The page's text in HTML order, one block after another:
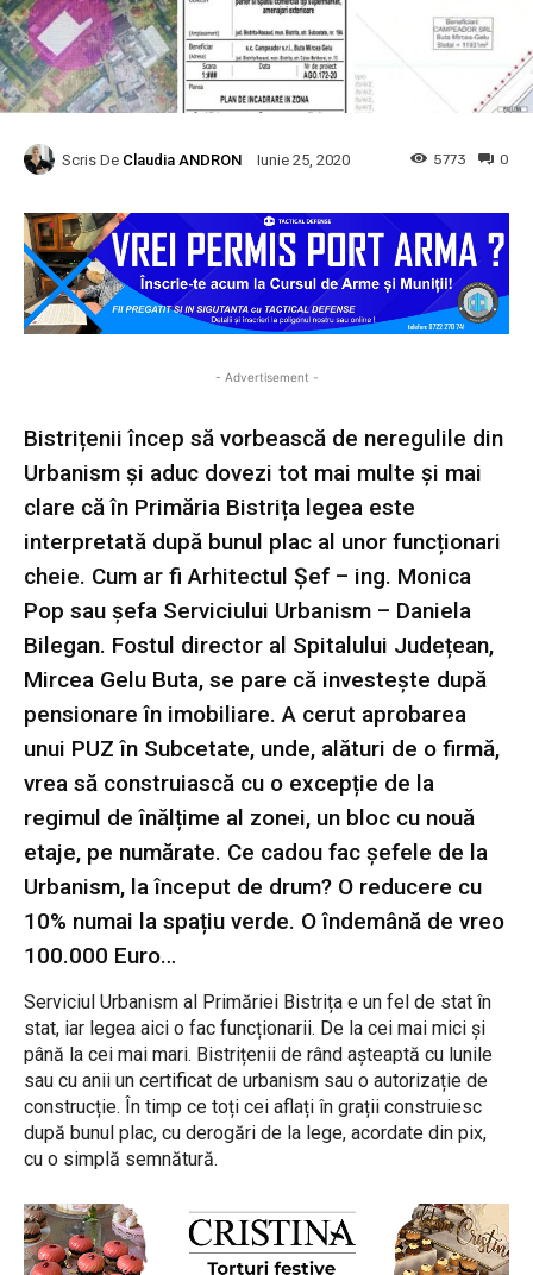
Scris De Claudia ANDRON Iunie 25, 2020 0
5773
- Advertisement -
Bistrițenii încep să vorbească de neregulile din
Urbanism și aduc dovezi tot mai multe și mai
clare că în Primăria Bistrița legea este
interpretată după bunul plac al unor funcționari
cheie. Cum ar fi Arhitectul Șef – ing. Monica
Pop sau șefa Serviciului Urbanism – Daniela
Bilegan. Fostul director al Spitalului Județean,
Mircea Gelu Buta, se pare că investește după
pensionare în imobiliare. A cerut aprobarea
unui PUZ în Subcetate, unde, alături de o firmă,
vrea să construiască cu o excepție de la
regimul de înălțime al zonei, un bloc cu nouă
etaje, pe numărate. Ce cadou fac șefele de la
Urbanism, la început de drum? O reducere cu
10% numai la spațiu verde. O îndemână de vreo
100.000 Euro…
Serviciul Urbanism al Primăriei Bistrița e un fel de stat în
stat, iar legea aici o fac funcționarii. De la cei mai mici și
până la cei mai mari. Bistrițenii de rând așteaptă cu lunile
sau cu anii un certificat de urbanism sau o autorizație de
construcție. În timp ce toți cei aflați în grații construiesc
după bunul plac, cu derogări de la lege, acordate din pix,
cu o simplă semnătură.